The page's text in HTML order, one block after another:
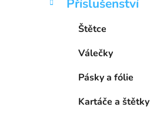
Příslušenství
Štětce
Válečky
Pásky a fólie
Kartáče a štětky